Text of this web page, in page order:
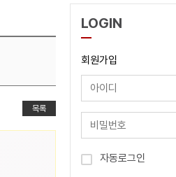
목록
LOGIN
회원가입
자동로그인